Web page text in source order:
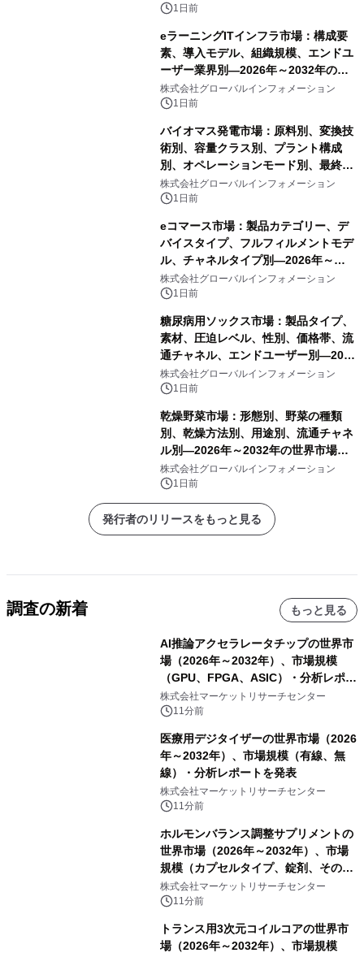
1日前
eラーニングITインフラ市場：構成要
素、導入モデル、組織規模、エンドユ
ーザー業界別―2026年～2032年の世
界市場予測
株式会社グローバルインフォメーション
1日前
バイオマス発電市場：原料別、変換技
術別、容量クラス別、プラント構成
別、オペレーションモード別、最終用
途別―2026年～2032年の世界市場予
測
株式会社グローバルインフォメーション
1日前
eコマース市場：製品カテゴリー、デ
バイスタイプ、フルフィルメントモデ
ル、チャネルタイプ別―2026年～
2032年の世界市場予測
株式会社グローバルインフォメーション
1日前
糖尿病用ソックス市場：製品タイプ、
素材、圧迫レベル、性別、価格帯、流
通チャネル、エンドユーザー別―2026
年～2032年の世界市場予測
株式会社グローバルインフォメーション
1日前
乾燥野菜市場：形態別、野菜の種類
別、乾燥方法別、用途別、流通チャネ
ル別―2026年～2032年の世界市場予
測
株式会社グローバルインフォメーション
1日前
発行者のリリースをもっと見る
調査の新着 もっと見る
AI推論アクセラレータチップの世界市
場（2026年～2032年）、市場規模
（GPU、FPGA、ASIC）・分析レポー
トを発表
株式会社マーケットリサーチセンター
11分前
医療用デジタイザーの世界市場（2026
年～2032年）、市場規模（有線、無
線）・分析レポートを発表
株式会社マーケットリサーチセンター
11分前
ホルモンバランス調整サプリメントの
世界市場（2026年～2032年）、市場
規模（カプセルタイプ、錠剤、その
他）・分析レポートを発表
株式会社マーケットリサーチセンター
11分前
トランス用3次元コイルコアの世界市
場（2026年～2032年）、市場規模